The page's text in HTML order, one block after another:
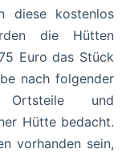
diese kostenlos
die Hütten
Euro das Stück
nach folgender
Ortsteile und
Hütte bedacht.
vorhanden sein,